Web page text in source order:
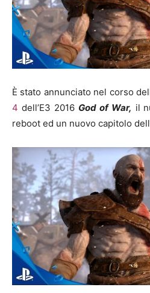
È stato annunciato nel corso
4 dell’E3 2016 God of War, il
reboot ed un nuovo capitolo